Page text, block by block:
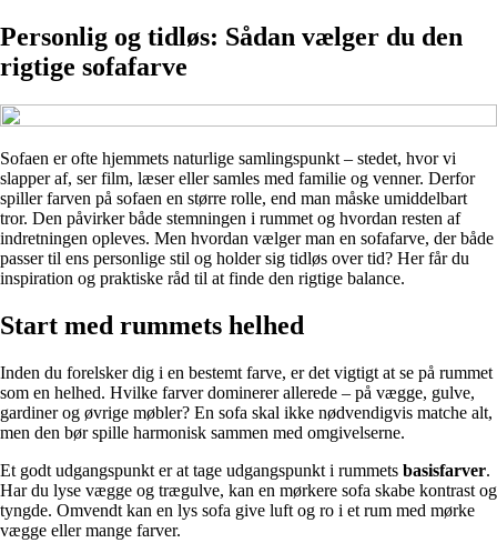
Personlig og tidløs: Sådan vælger du den
rigtige sofafarve
Sofaen er ofte hjemmets naturlige samlingspunkt – stedet, hvor vi
slapper af, ser film, læser eller samles med familie og venner. Derfor
spiller farven på sofaen en større rolle, end man måske umiddelbart
tror. Den påvirker både stemningen i rummet og hvordan resten af
indretningen opleves. Men hvordan vælger man en sofafarve, der både
passer til ens personlige stil og holder sig tidløs over tid? Her får du
inspiration og praktiske råd til at finde den rigtige balance.
Start med rummets helhed
Inden du forelsker dig i en bestemt farve, er det vigtigt at se på rummet
som en helhed. Hvilke farver dominerer allerede – på vægge, gulve,
gardiner og øvrige møbler? En sofa skal ikke nødvendigvis matche alt,
men den bør spille harmonisk sammen med omgivelserne.
Et godt udgangspunkt er at tage udgangspunkt i rummets basisfarver.
Har du lyse vægge og trægulve, kan en mørkere sofa skabe kontrast og
tyngde. Omvendt kan en lys sofa give luft og ro i et rum med mørke
vægge eller mange farver.